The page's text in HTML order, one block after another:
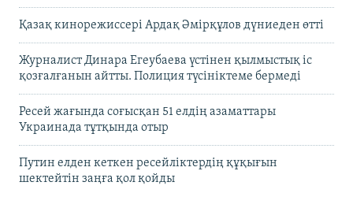
Қазақ кинорежиссері Ардақ Әмірқұлов дүниеден өтті
Журналист Динара Егеубаева үстінен қылмыстық іс
қозғалғанын айтты. Полиция түсініктеме бермеді
Ресей жағында соғысқан 51 елдің азаматтары
Украинада тұтқында отыр
Путин елден кеткен ресейліктердің құқығын
шектейтін заңға қол қойды